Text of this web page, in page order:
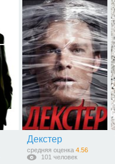
Декстер
средняя оценка 4.56
101 человек